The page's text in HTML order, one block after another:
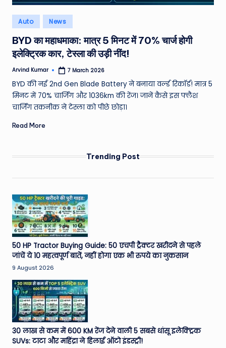
N
e
w
s
A
ro
u
n
T
h
e
W
o
rl
d
Posted
in
Auto News
BYD का महाधमाका: मात्र 5 मिनट में 70% चार्ज होगी
इलेक्ट्रिक कार, टेस्ला की उड़ी नींद!
Posted
Arvind Kumar 7 March 2026
BYD की नई 2nd Gen Blade Battery ने बनाया वर्ल्ड रिकॉर्ड! मात्र 5
मिनट में 70% चार्जिंग और 1036km की रेंज। जानें कैसे इस फ्लैश
चार्जिंग तकनीक ने टेस्ला को पीछे छोड़ा।
Read More
Trending Post
50 HP Tractor Buying Guide: 50 एचपी ट्रैक्टर खरीदने से पहले
जांचें ये 10 महत्वपूर्ण बातें, नहीं होगा एक भी रुपये का नुकसान
9 August 2026
30 लाख से कम में 600 KM रेंज देने वाली 5 सबसे धांसू इलेक्ट्रिक
SUVs: टाटा और महिंद्रा ने हिलाई ऑटो इंडस्ट्री!